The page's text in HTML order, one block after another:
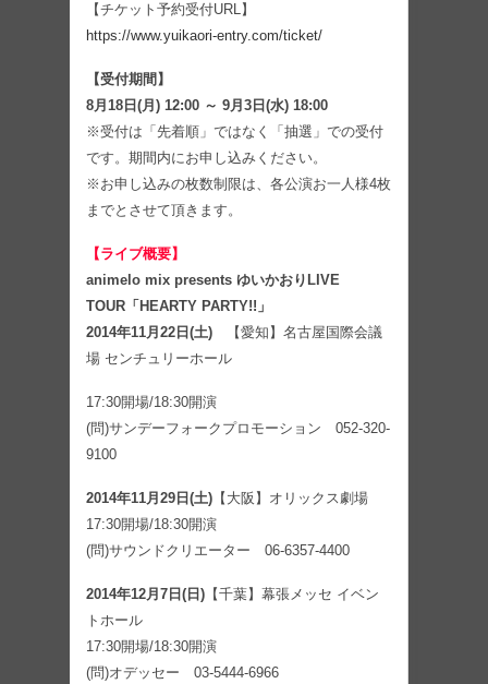
【チケット予約受付URL】
https://www.yuikaori-entry.com/ticket/
【受付期間】
8月18日(月) 12:00 ～ 9月3日(水) 18:00
※受付は「先着順」ではなく「抽選」での受付
です。期間内にお申し込みください。
※お申し込みの枚数制限は、各公演お一人様4枚
までとさせて頂きます。
【ライブ概要】
animelo mix presents ゆいかおりLIVE
TOUR「HEARTY PARTY!!」
2014年11月22日(土)
【愛知】名古屋国際会議
場 センチュリーホール
17:30開場/18:30開演
(問)サンデーフォークプロモーション 052-320-
9100
2014年11月29日(土) 【大阪】オリックス劇場
17:30開場/18:30開演
(問)サウンドクリエーター 06-6357-4400
2014年12月7日(日) 【千葉】幕張メッセ イベン
トホール
17:30開場/18:30開演
(問)オデッセー 03-5444-6966